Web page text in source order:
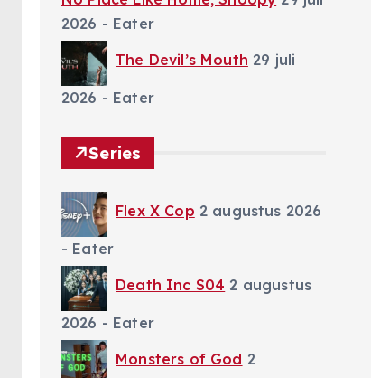
2026 - Eater
The Devil’s Mouth 29 juli
2026 - Eater
Series
Flex X Cop 2 augustus 2026
- Eater
Death Inc S04 2 augustus
2026 - Eater
Monsters of God 2